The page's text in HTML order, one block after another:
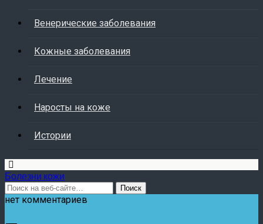
Венерические заболевания
Кожные заболевания
Лечение
Наросты на коже
Истории
Болезни кожи
нет комментариев